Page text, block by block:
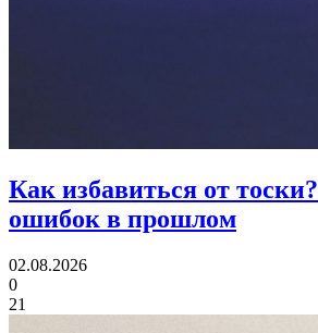
Как избавиться от тоски?
ошибок в прошлом
02.08.2026
0
21